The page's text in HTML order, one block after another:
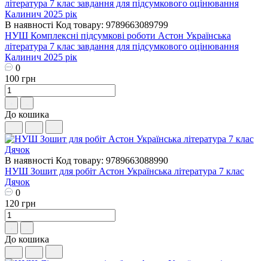
В наявності Код товару: 9789663089799
НУШ ​Комплексні підсумкові роботи Астон Українська
література 7 клас завдання для підсумкового оцінювання
Калинич 2025 рік
0
100 грн
До кошика
В наявності Код товару: 9789663088990
НУШ ​Зошит для робіт Астон Українська література 7 клас
Дячок
0
120 грн
До кошика